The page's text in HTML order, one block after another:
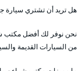
هل تريد أن تشتري سيارة
نحن نوفر لك أفضل مكتب
من السيارات القديمة